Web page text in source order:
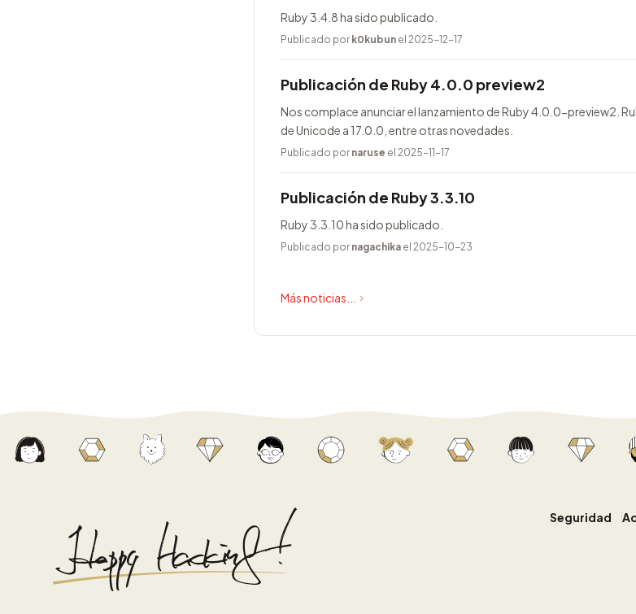
Ruby 3.4.8 ha sido publicado.
Publicado por k0kubun el 2025-12-17
Publicación de Ruby 4.0.0 preview2
Nos complace anunciar el lanzamiento de Ruby 4.0.0-preview2.
de Unicode a 17.0.0, entre otras novedades.
Publicado por naruse el 2025-11-17
Publicación de Ruby 3.3.10
Ruby 3.3.10 ha sido publicado.
Publicado por nagachika el 2025-10-23
Más noticias...
Seguridad